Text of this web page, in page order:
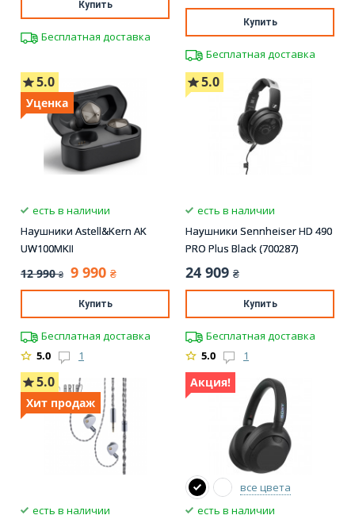
Купить
Бесплатная доставка
Купить
Бесплатная доставка
5.0
Уценка
есть в наличии
Наушники Astell&Kern AK
UW100MKII
12 990 ₴ 9 990 ₴
Купить
Бесплатная доставка
5.0
1
5.0
есть в наличии
Наушники Sennheiser HD 490
PRO Plus Black (700287)
24 909 ₴
Купить
Бесплатная доставка
5.0
1
5.0
Хит продаж
есть в наличии
Акция!
все цвета
есть в наличии